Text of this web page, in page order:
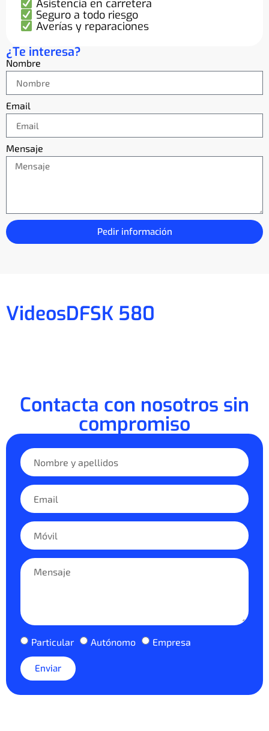
Asistencia en carretera
Seguro a todo riesgo
Averías y reparaciones
¿Te interesa?
Nombre
Email
Mensaje
Pedir información
VideosDFSK 580
Contacta con nosotros sin
compromiso
Particular Autónomo Empresa
Enviar